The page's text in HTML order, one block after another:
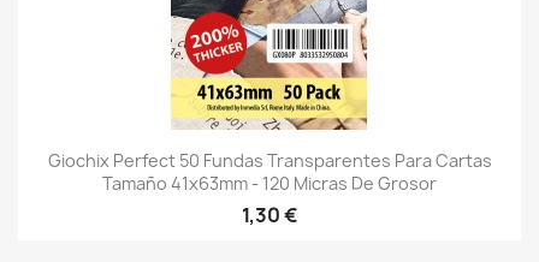
Giochix Perfect 50 Fundas Transparentes Para Cartas
Tamaño 41x63mm - 120 Micras De Grosor
1,30 €